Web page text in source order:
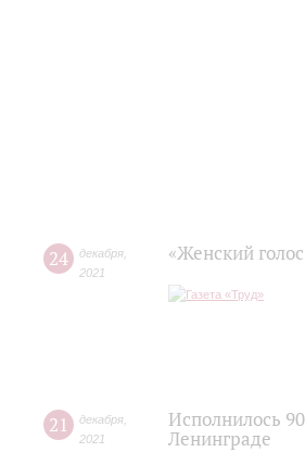
24 декабря
2021
«Женский
21 декабря
2021
Исполнилось
Ленинграде